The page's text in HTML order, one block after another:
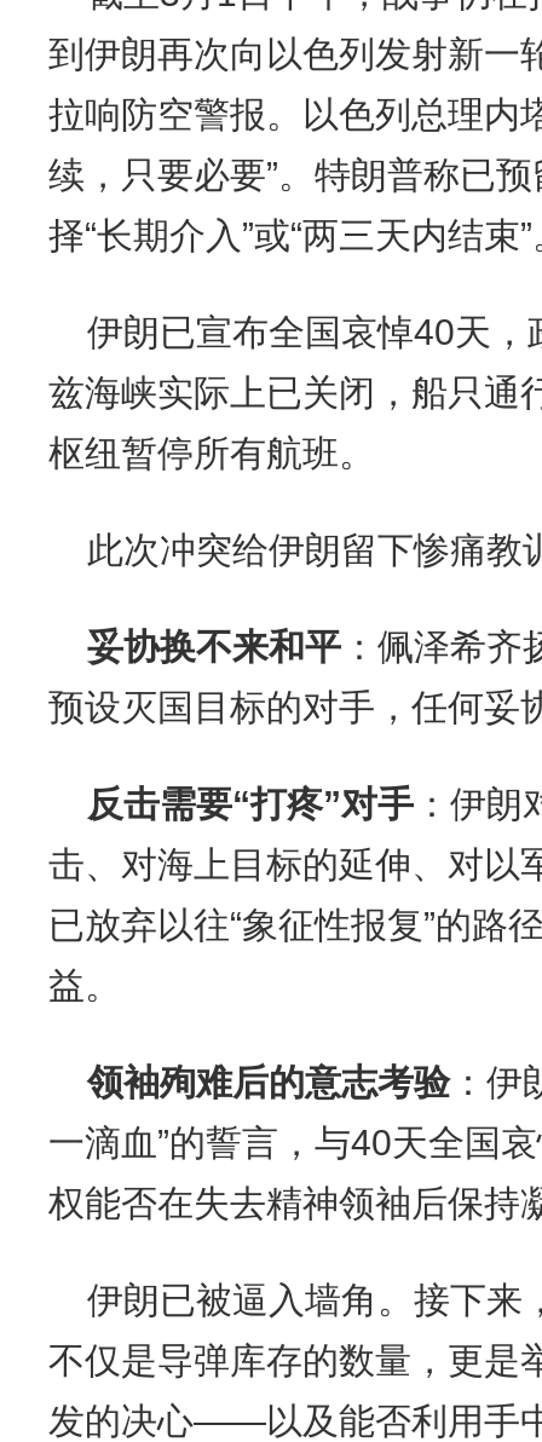
到伊朗再次向以色列发射新一
拉响防空警报。以色列总理内
续，只要必要”。特朗普称已
择“长期介入”或“两三天内结束
伊朗已宣布全国哀悼40天
兹海峡实际上已关闭，船只通
枢纽暂停所有航班。
此次冲突给伊朗留下惨痛教
妥协换不来和平 ：佩泽希
预设灭国目标的对手，任何妥
反击需要“打疼”对手 ：伊
击、对海上目标的延伸、对以
已放弃以往“象征性报复”的路
益。
领袖殉难后的意志考验：伊
一滴血”的誓言，与40天全国
权能否在失去精神领袖后保持
伊朗已被逼入墙角。接下来
不仅是导弹库存的数量，更是
发的决心——以及能否利用手